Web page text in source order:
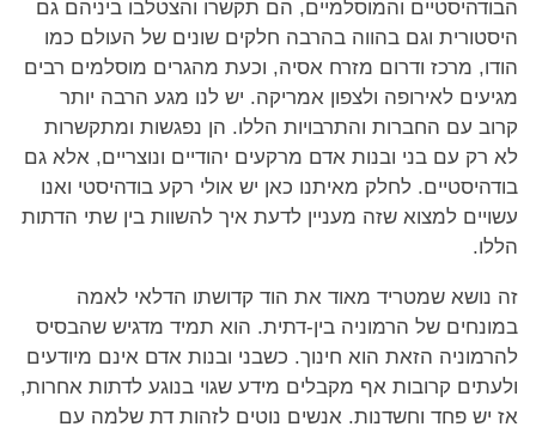
הבודהיסטיים והמוסלמיים, הם תקשרו והצטלבו ביניהם גם
היסטורית וגם בהווה בהרבה חלקים שונים של העולם כמו
הודו, מרכז ודרום מזרח אסיה, וכעת מהגרים מוסלמים רבים
מגיעים לאירופה ולצפון אמריקה. יש לנו מגע הרבה יותר
קרוב עם החברות והתרבויות הללו. הן נפגשות ומתקשרות
לא רק עם בני ובנות אדם מרקעים יהודיים ונוצריים, אלא גם
בודהיסטיים. לחלק מאיתנו כאן יש אולי רקע בודהיסטי ואנו
עשויים למצוא שזה מעניין לדעת איך להשוות בין שתי הדתות
הללו.
זה נושא שמטריד מאוד את הוד קדושתו הדלאי לאמה
במונחים של הרמוניה בין-דתית. הוא תמיד מדגיש שהבסיס
להרמוניה הזאת הוא חינוך. כשבני ובנות אדם אינם מיודעים
ולעתים קרובות אף מקבלים מידע שגוי בנוגע לדתות אחרות,
אז יש פחד וחשדנות. אנשים נוטים לזהות דת שלמה עם